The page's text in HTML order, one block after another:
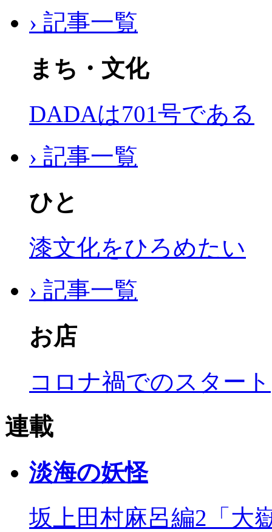
› 記事一覧
まち・文化
DADAは701号である
› 記事一覧
ひと
漆文化をひろめたい
› 記事一覧
お店
コロナ禍でのスタート
連載
淡海の妖怪
坂上田村麻呂編2「大